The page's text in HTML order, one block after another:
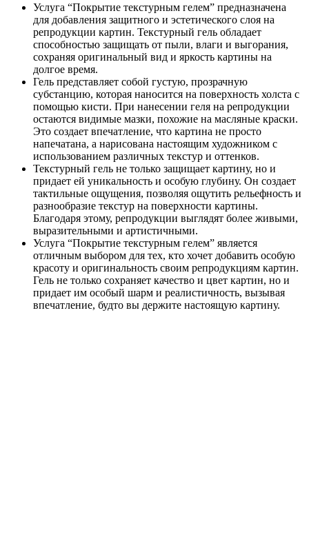
Услуга “Покрытие текстурным гелем” предназначена
для добавления защитного и эстетического слоя на
репродукции картин. Текстурный гель обладает
способностью защищать от пыли, влаги и выгорания,
сохраняя оригинальный вид и яркость картины на
долгое время.
Гель представляет собой густую, прозрачную
субстанцию, которая наносится на поверхность холста с
помощью кисти. При нанесении геля на репродукции
остаются видимые мазки, похожие на масляные краски.
Это создает впечатление, что картина не просто
напечатана, а нарисована настоящим художником с
использованием различных текстур и оттенков.
Текстурный гель не только защищает картину, но и
придает ей уникальность и особую глубину. Он создает
тактильные ощущения, позволяя ощутить рельефность и
разнообразие текстур на поверхности картины.
Благодаря этому, репродукции выглядят более живыми,
выразительными и артистичными.
Услуга “Покрытие текстурным гелем” является
отличным выбором для тех, кто хочет добавить особую
красоту и оригинальность своим репродукциям картин.
Гель не только сохраняет качество и цвет картин, но и
придает им особый шарм и реалистичность, вызывая
впечатление, будто вы держите настоящую картину.